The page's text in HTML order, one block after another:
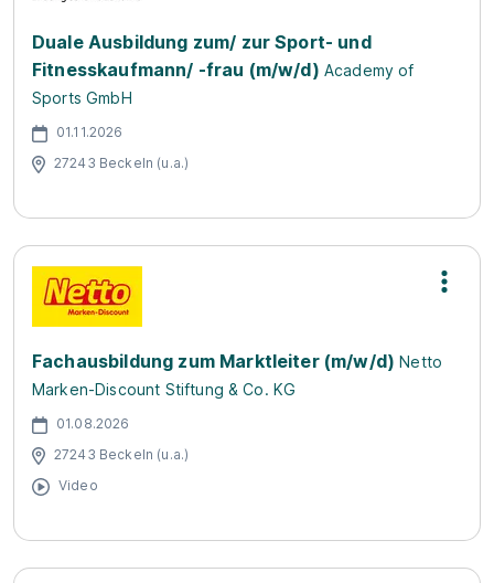
Duale Ausbildung zum/ zur Sport- und
Fitnesskaufmann/ -frau (m/w/d) Academy of
Sports GmbH
01.11.2026
27243 Beckeln (u.a.)
Fachausbildung zum Marktleiter (m/w/d) Netto
Marken-Discount Stiftung & Co. KG
01.08.2026
27243 Beckeln (u.a.)
Video